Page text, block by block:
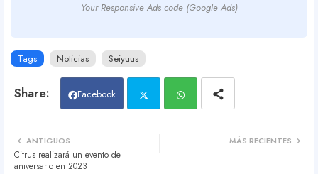
Your Responsive Ads code (Google Ads)
Tags Noticias Seiyuus
Facebook
MÁS RECIENTES
ANTIGUOS
Citrus realizará un evento de
aniversario en 2023